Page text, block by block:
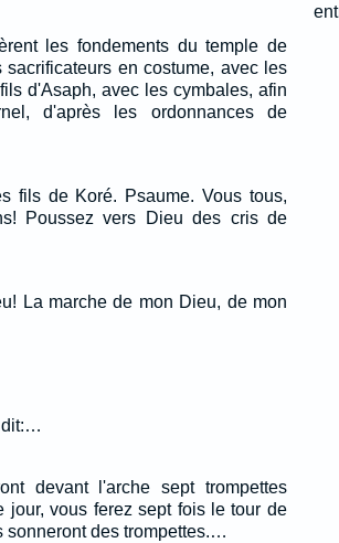
les fondements du temple de
sacrificateurs en costume, avec les
d'Asaph, avec les cymbales, afin
d'après les ordonnances de
fils de Koré. Psaume. Vous tous,
Poussez vers Dieu des cris de
La marche de mon Dieu, de mon
dit:…
devant l'arche sept trompettes
jour, vous ferez sept fois le tour de
sonneront des trompettes.…